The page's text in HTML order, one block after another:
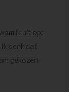
ik uit op:
denk dat
gekozen